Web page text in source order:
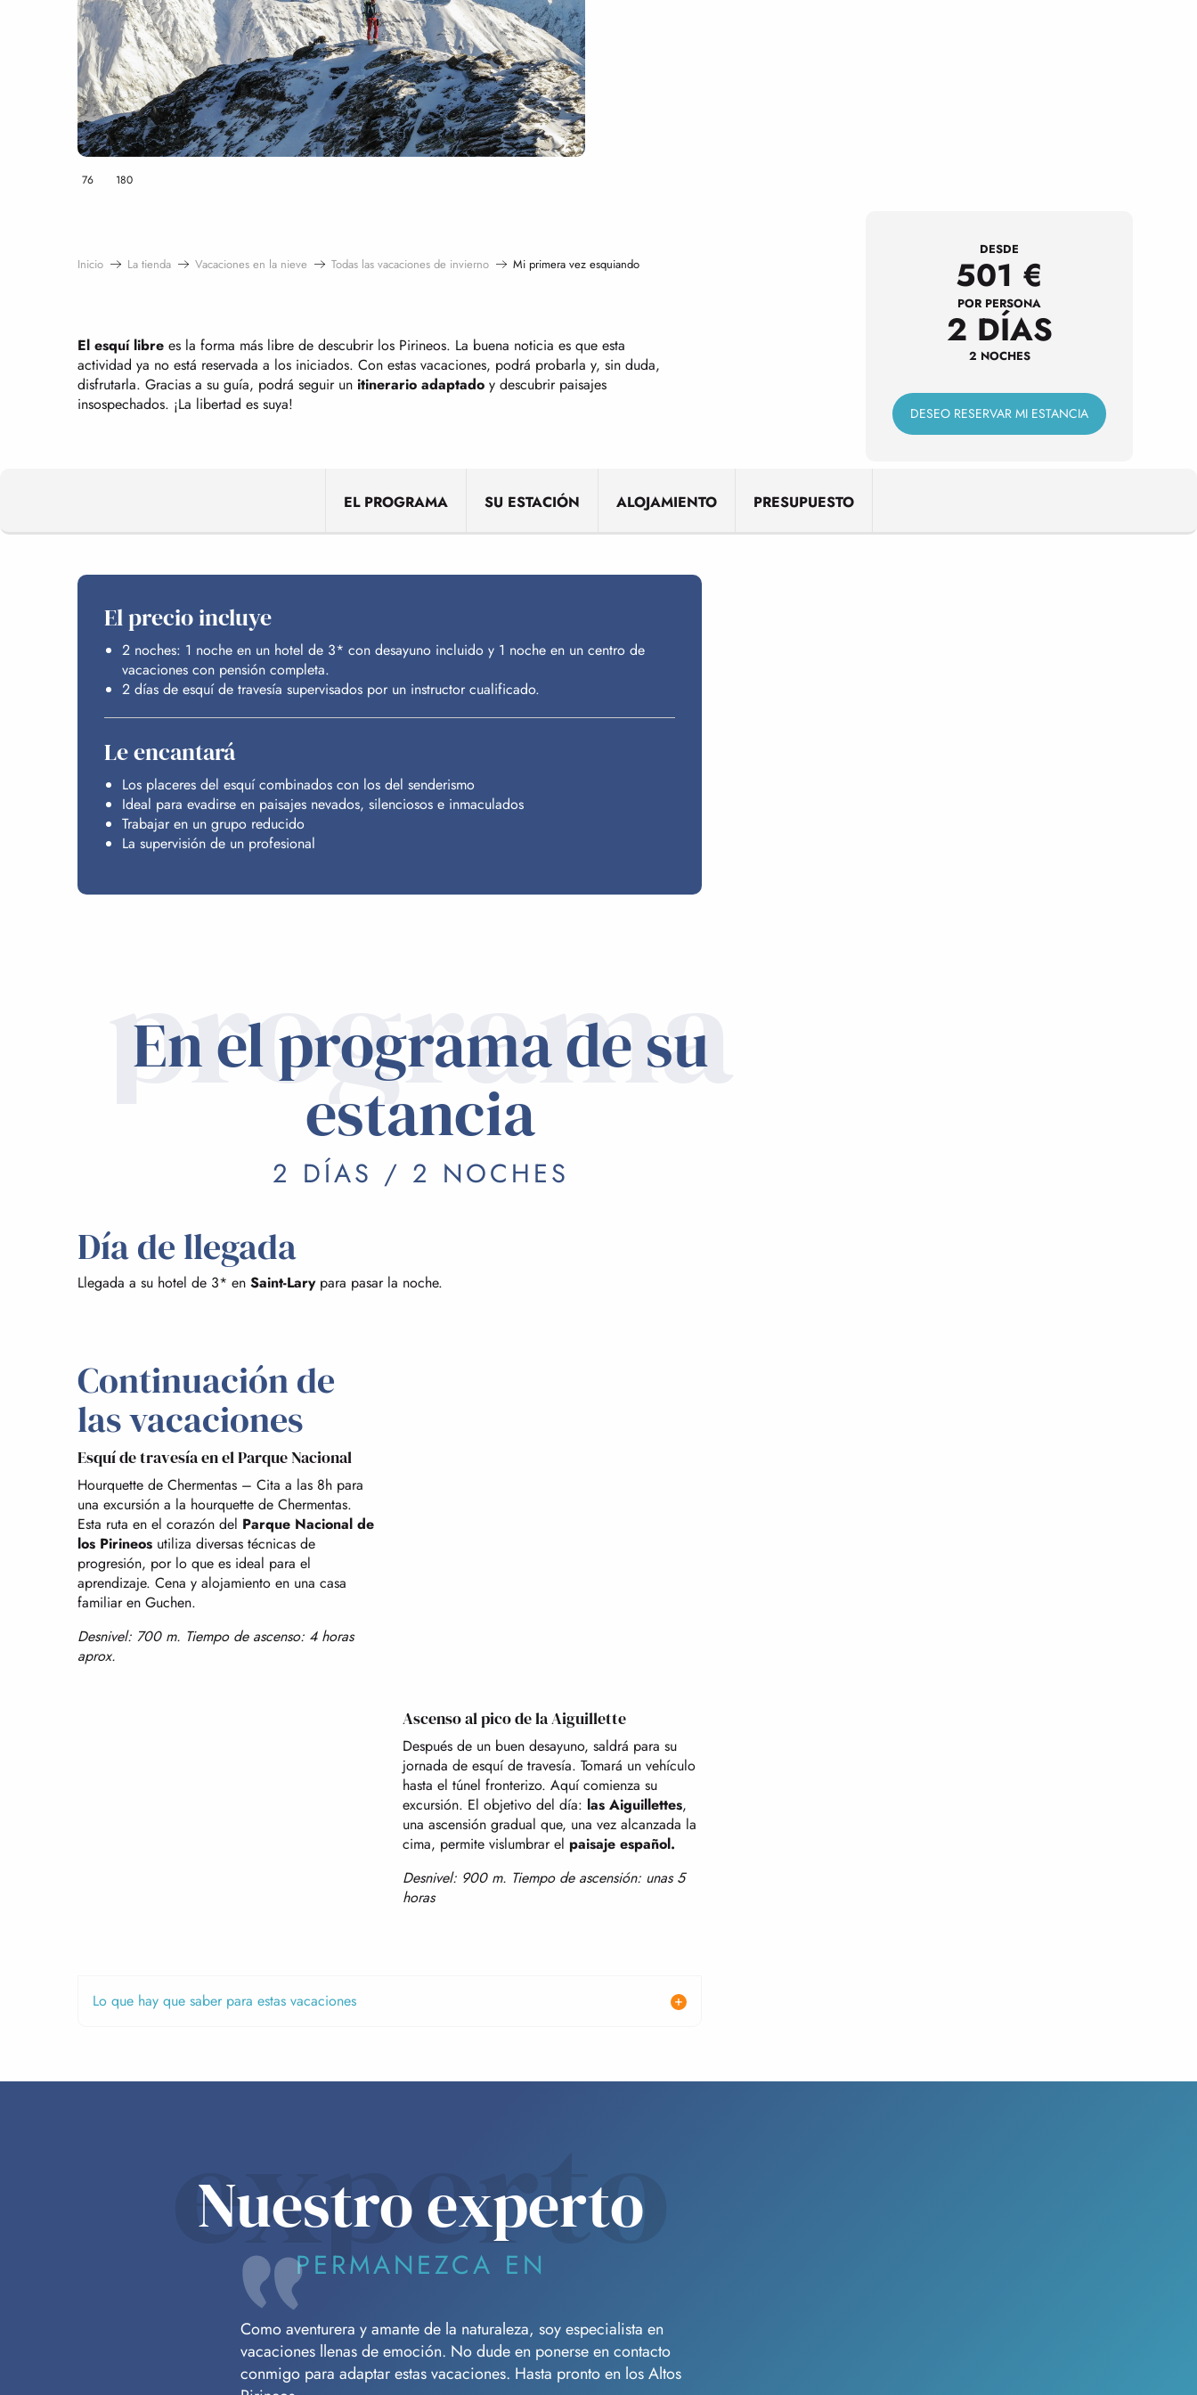
76 180
Inicio La tienda Vacaciones en la nieve Todas las vacaciones de invierno Mi primera vez esquiando
El esquí libre es la forma más libre de descubrir los Pirineos. La buena noticia es que esta
actividad ya no está reservada a los iniciados. Con estas vacaciones, podrá probarla y, sin duda,
disfrutarla. Gracias a su guía, podrá seguir un itinerario adaptado y descubrir paisajes
insospechados. ¡La libertad es suya!
DESDE
501 €
POR PERSONA
2 DÍAS
2 NOCHES
DESEO RESERVAR MI ESTANCIA
EL PROGRAMA SU ESTACIÓN ALOJAMIENTO PRESUPUESTO
El precio incluye
2 noches: 1 noche en un hotel de 3* con desayuno incluido y 1 noche en un centro de
vacaciones con pensión completa.
2 días de esquí de travesía supervisados por un instructor cualificado.
Le encantará
Los placeres del esquí combinados con los del senderismo
Ideal para evadirse en paisajes nevados, silenciosos e inmaculados
Trabajar en un grupo reducido
La supervisión de un profesional
programa
En el programa de su
estancia
2 DÍAS / 2 NOCHES
Día de llegada
Llegada a su hotel de 3* en Saint-Larypara pasar la noche.
Continuación de
las vacaciones
Esquí de travesía en el Parque Nacional
Hourquette de Chermentas – Cita a las 8h para
una excursión a la hourquette de Chermentas.
Esta ruta en el corazón del Parque Nacional de
los Pirineos utiliza diversas técnicas de
progresión, por lo que es ideal para el
aprendizaje. Cena y alojamiento en una casa
familiar en Guchen.
Desnivel: 700 m. Tiempo de ascenso: 4 horas
aprox.
Ascenso al pico de la Aiguillette
Después de un buen desayuno, saldrá para su
jornada de esquí de travesía. Tomará un vehículo
hasta el túnel fronterizo. Aquí comienza su
excursión. El objetivo del día: las Aiguillettes,
una ascensión gradual que, una vez alcanzada la
cima, permite vislumbrar el paisaje español.
Desnivel: 900 m. Tiempo de ascensión: unas 5
horas
Lo que hay que saber para estas vacaciones
experto
Nuestro experto
PERMANEZCA EN
Como aventurera y amante de la naturaleza, soy especialista en
vacaciones llenas de emoción. No dude en ponerse en contacto
conmigo para adaptar estas vacaciones. Hasta pronto en los Altos